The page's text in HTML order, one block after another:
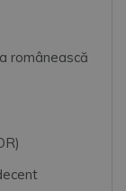
românească